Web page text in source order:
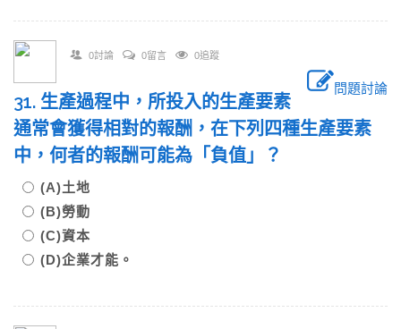
0討論 0留言 0追蹤
問題討論
31. 生產過程中，所投入的生產要素
通常會獲得相對的報酬，在下列四種生產要素
中，何者的報酬可能為「負值」？
(A)土地
(B)勞動
(C)資本
(D)企業才能。